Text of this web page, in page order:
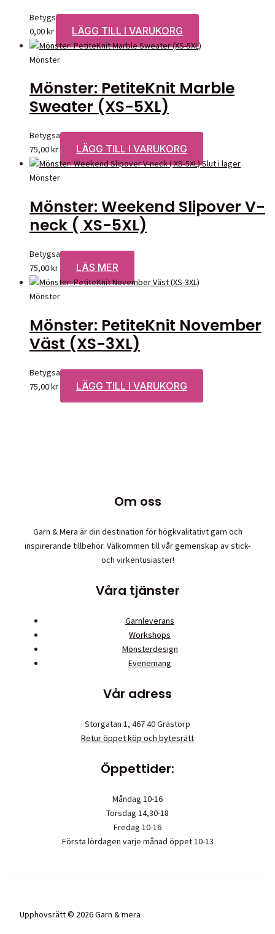
Betygsatt0av 5
0,00kr LÄGG TILL I VARUKORG
Mönster
Mönster: PetiteKnit Marble
Sweater (XS-5XL)
Betygsatt0av 5
75,00kr LÄGG TILL I VARUKORG
Slut i lager
Mönster
Mönster: Weekend Slipover V-
neck ( XS-5XL)
Betygsatt0av 5
75,00kr LÄS MER
Mönster
Mönster: PetiteKnit November
Väst (XS-3XL)
Betygsatt0av 5
75,00kr LÄGG TILL I VARUKORG
Om oss
Garn & Mera är din destination för högkvalitativt garn och
inspirerande tillbehör. Välkommen till vår gemenskap av stick-
och virkentusiaster!
Våra tjänster
Garnleverans
Workshops
Mönsterdesign
Evenemang
Vår adress
Storgatan 1, 467 40 Grästorp
Retur öppet köp och bytesrätt
Öppettider:
Måndag 10-16
Torsdag 14,30-18
Fredag 10-16
Första lördagen varje månad öppet 10-13
Upphovsrätt © 2026 Garn & mera